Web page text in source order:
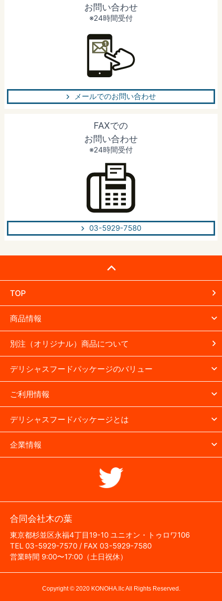
お問い合わせ
※24時間受付
メールでのお問い合わせ
FAXでの
お問い合わせ
※24時間受付
03-5929-7580
TOP
商品情報
別注（オリジナル）商品について
デリシャスフードパッケージのバリュー
ご利用情報
デリシャスフードパッケージとは
企業情報
合同会社木の葉
東京都杉並区永福4丁目19-10 ユニオン・トゥロワ106
TEL 03-5929-7570 / FAX 03-5929-7580
営業時間 9:00〜17:00（土日祝休）
Copyright © 2020 KONOHA.llc All Rights Reserved.